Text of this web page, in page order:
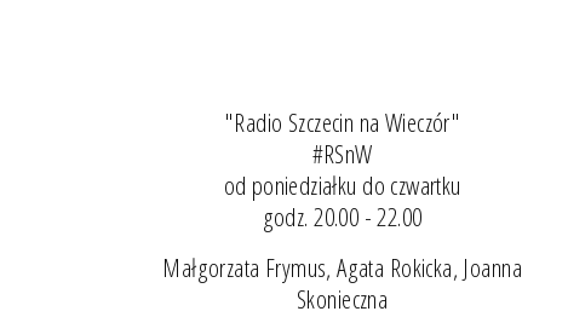
"Radio Szczecin na Wieczór"
#RSnW
od poniedziałku do czwartku
godz. 20.00 - 22.00
Małgorzata Frymus, Agata Rokicka, Joanna
Skonieczna